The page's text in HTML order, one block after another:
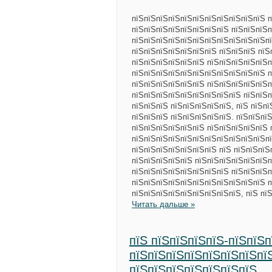
пїЅпїЅпїЅпїЅпїЅпїЅпїЅпїЅпїЅпїЅпїЅ
пїЅпїЅпїЅпїЅпїЅпїЅпїЅпїЅ
пїЅпїЅпїЅпїЅпїЅпїЅпїЅ пїЅпїЅпїЅ
пїЅпїЅпїЅпїЅпїЅпїЅ
пїЅпїЅпїЅпїЅпїЅпїЅпїЅпїЅпїЅпїЅпїЅ
пїЅпїЅпїЅпїЅпїЅпїЅ
пїЅпїЅпїЅпїЅпїЅпїЅпїЅпїЅпїЅ
пїЅпїЅпїЅ пїЅпїЅпїЅпїЅпїЅ, пїЅ
пїЅпїЅпїЅ пїЅпїЅпїЅпїЅпїЅ.
пїЅпїЅпїЅпїЅпїЅпїЅ пїЅпїЅпїЅпїЅпїЅ
пїЅпїЅпїЅпїЅпїЅпїЅпїЅ пїЅ
пїЅпїЅпїЅпїЅпїЅ
пїЅпїЅпїЅпїЅпїЅпїЅпїЅпїЅ
пїЅпїЅпїЅпїЅпїЅпїЅпїЅпїЅпїЅпїЅпїЅ
пїЅпїЅпїЅпїЅпїЅпїЅпїЅпїЅпїЅ, пїЅ
Читать дальше »
пїЅ пїЅпїЅпїЅпїЅ-